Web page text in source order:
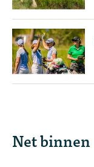
Net binnen